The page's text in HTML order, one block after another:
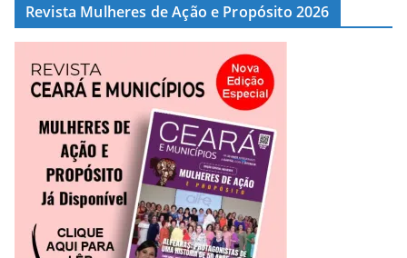
Revista Mulheres de Ação e Propósito 2026